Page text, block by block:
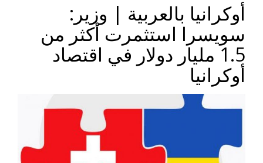
أوكرانيا بالعربية | وزير:
سويسرا استثمرت أكثر من
1.5 مليار دولار في اقتصاد
أوكرانيا